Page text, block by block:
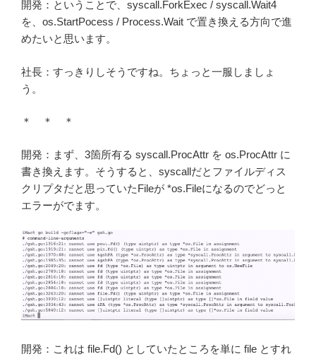
開発：ということで、syscall.ForkExec / syscall.Wait4
を、os.StartPocess / Process.Wait で置き換える方向で進
めたいと思います。
社長：すっきりしそうですね。ちょっと一服しましょ
う。
＊ ＊ ＊
開発：まず、3箇所有る syscall.ProcAttr を os.ProcAttr に
書き換えます。そうすると、syscallだとファイルディス
クリプタだと思っていたFileが *os.Fileになるのでどっと
エラーがでます。
開発：これは file.Fd() としていたところを単に file とすれ